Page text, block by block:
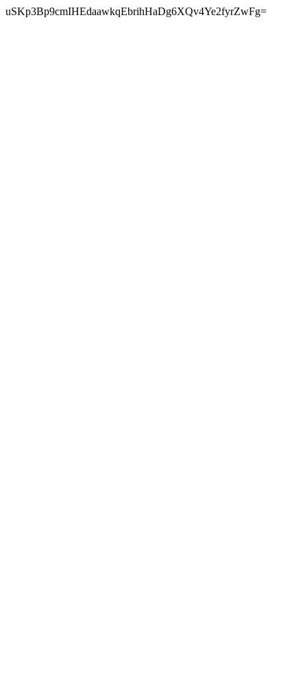
uSKp3Bp9cmIHEdaawkqEbrihHaDg6XQv4Ye2fyrZwFg=